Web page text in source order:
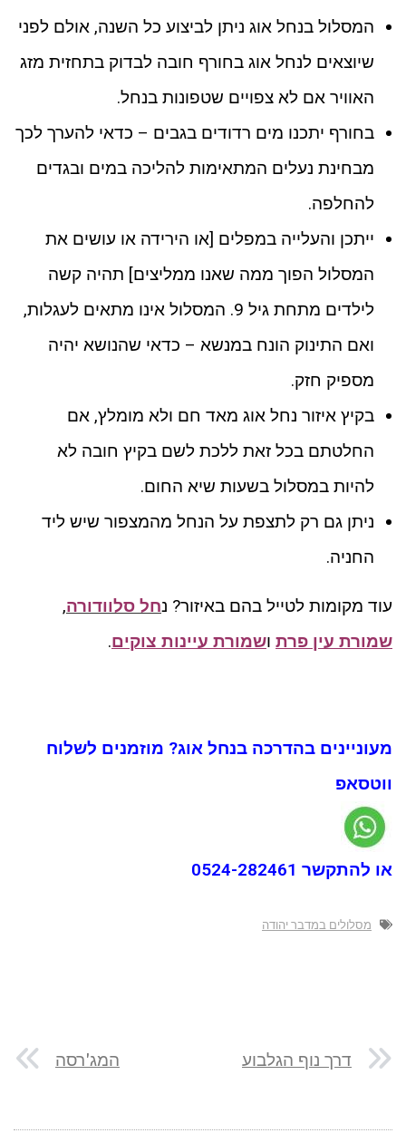
המסלול בנחל אוג ניתן לביצוע כל השנה, אולם לפני
שיוצאים לנחל אוג בחורף חובה לבדוק בתחזית מזג
האוויר אם לא צפויים שטפונות בנחל.
בחורף יתכנו מים רדודים בגבים – כדאי להערך לכך
מבחינת נעלים המתאימות להליכה במים ובגדים
להחלפה.
ייתכן והעלייה במפלים [או הירידה או עושים את
המסלול הפוך ממה שאנו ממליצים] תהיה קשה
לילדים מתחת גיל 9. המסלול אינו מתאים לעגלות,
ואם התינוק הונח במנשא – כדאי שהנושא יהיה
מספיק חזק.
בקיץ איזור נחל אוג מאד חם ולא מומלץ, אם
החלטתם בכל זאת ללכת לשם בקיץ חובה לא
להיות במסלול בשעות שיא החום.
ניתן גם רק לתצפת על הנחל מהמצפור שיש ליד
החניה.
עוד מקומות לטייל בהם באיזור? נחל סלוודורה,
שמורת עין פרת ושמורת עיינות צוקים.
מעוניינים בהדרכה בנחל אוג? מוזמנים לשלוח
ווטסאפ
או להתקשר 0524-282461
מסלולים במדבר יהודה
דרך נוף הגלבוע המג'רסה